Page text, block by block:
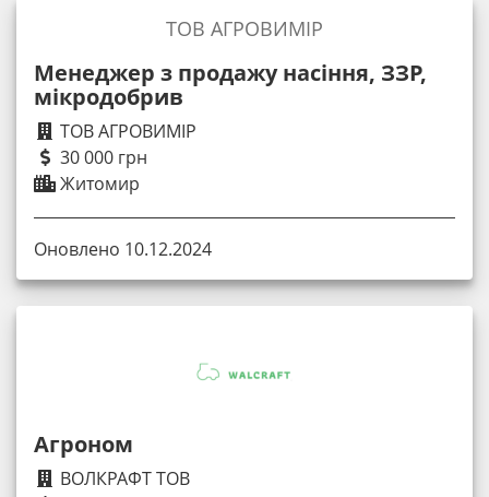
Менеджер з продажу насіння, ЗЗР,
мікродобрив
ТОВ АГРОВИМІР
30 000 грн
Житомир
ТОВ АГРОВИМІР
Оновлено 10.12.2024
Агроном
ВОЛКРАФТ ТОВ